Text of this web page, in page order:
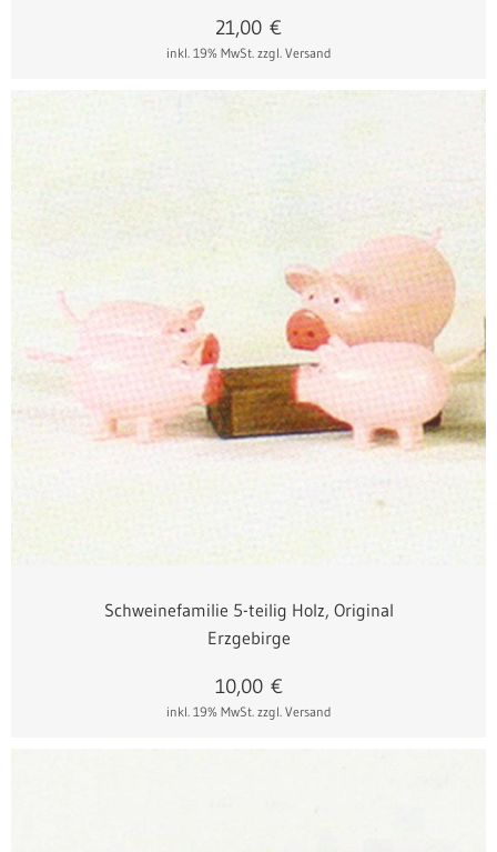
inkl. 19% MwSt. zzgl. Versand
21,00 €
Schweinefamilie 5-teilig Holz, Original
Erzgebirge
inkl. 19% MwSt. zzgl. Versand
10,00€